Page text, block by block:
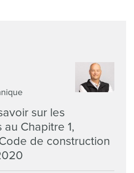
sur les
Chapitre 1,
de construction